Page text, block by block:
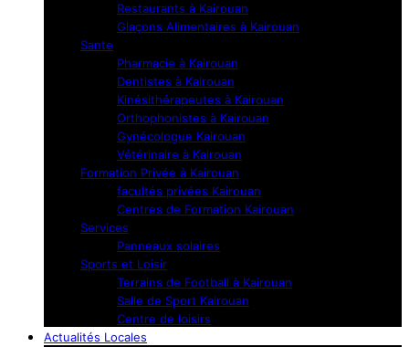
Restaurants à Kairouan
Glaçons Alimentaires à Kairouan
Sante
Pharmacie à Kairouan
Dentistes à Kairouan
Kinésithérapeutes à Kairouan
Orthophonistes à Kairouan
Gynécologue Kairouan
Vétérinaire à Kairouan
Formation Privée à Kairouan
facultés privées Kairouan
Centres de Formation Kairouan
Services
Panneaux solaires
Sports et Loisir
Terrains de Football à Kairouan
Salle de Sport Kairouan
Centre de loisirs
Actualités Locales